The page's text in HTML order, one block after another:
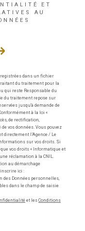
ET
AU
dans un fichier
du traitement pour la
qui reste Responsable du
du traitement repose sur
jusqu'à demande de
à la loi «
de rectification,
vos données. Vous pouvez
directement l’Agence / Le
sur vos droits. Si
vos droits « Informatique et
réclamation à la CNIL.
au démarchage
inscrire ici :
des Données personnelles,
dans le champ de saisie
et les Conditions